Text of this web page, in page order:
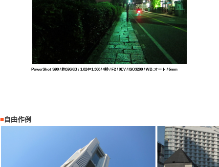
PowerShot S90 / 約596KB / 1,824×1,368 / 4秒 / F2 / 0EV / ISO3200 / WB:オート / 6mm
■自由作例